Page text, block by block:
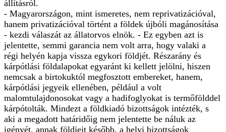
állításról.
- Magyarországon, mint ismeretes, nem reprivatizációval,
hanem privatizációval történt a földek újbóli magánosítása
- kezdi válaszát az állatorvos elnök. - Ez egyben azt is
jelentette, semmi garancia nem volt arra, hogy valaki a
régi helyén kapja vissza egykori földjét. Részarány és
kárpótlási földalapokat egyaránt ki kellett jelölni, hiszen
nemcsak a birtokuktól megfosztott embereket, hanem,
kárpótlási jegyeik ellenében, például a volt
malomtulajdonosokat vagy a hadifoglyokat is termőfölddel
kárpótolták. Mindezt a földkiadó bizottságok intézték, s
aki a megadott határidőig nem jelentette be náluk az
igényét, annak földjeit később, a helyi bizottságok